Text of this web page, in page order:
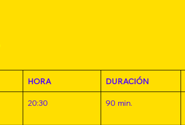
HORA DURACIÓN
20:30 90 min.